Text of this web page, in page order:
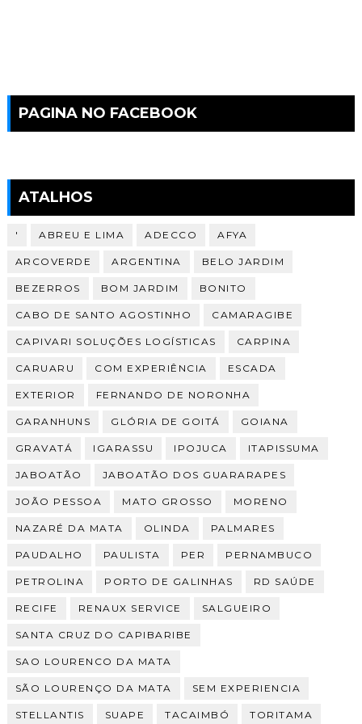
PAGINA NO FACEBOOK
ATALHOS
' ABREU E LIMA ADECCO AFYA
ARCOVERDE ARGENTINA BELO JARDIM
BEZERROS BOM JARDIM BONITO
CABO DE SANTO AGOSTINHO CAMARAGIBE
CAPIVARI SOLUÇÕES LOGÍSTICAS CARPINA
CARUARU COM EXPERIÊNCIA ESCADA
EXTERIOR FERNANDO DE NORONHA
GARANHUNS GLÓRIA DE GOITÁ GOIANA
GRAVATÁ IGARASSU IPOJUCA ITAPISSUMA
JABOATÃO JABOATÃO DOS GUARARAPES
JOÃO PESSOA MATO GROSSO MORENO
NAZARÉ DA MATA OLINDA PALMARES
PAUDALHO PAULISTA PER PERNAMBUCO
PETROLINA PORTO DE GALINHAS RD SAÚDE
RECIFE RENAUX SERVICE SALGUEIRO
SANTA CRUZ DO CAPIBARIBE
SAO LOURENCO DA MATA
SÃO LOURENÇO DA MATA SEM EXPERIENCIA
STELLANTIS SUAPE TACAIMBÓ TORITAMA